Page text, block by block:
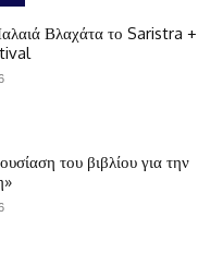
Βλαχάτα το Saristra +
του βιβλίου για την